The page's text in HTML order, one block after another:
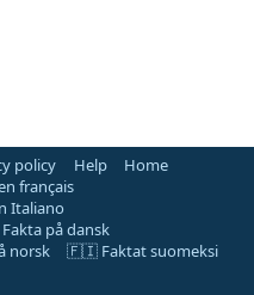
policy Help
Home
français
Italiano
på dansk
norsk
🇫🇮 Faktat suomeksi